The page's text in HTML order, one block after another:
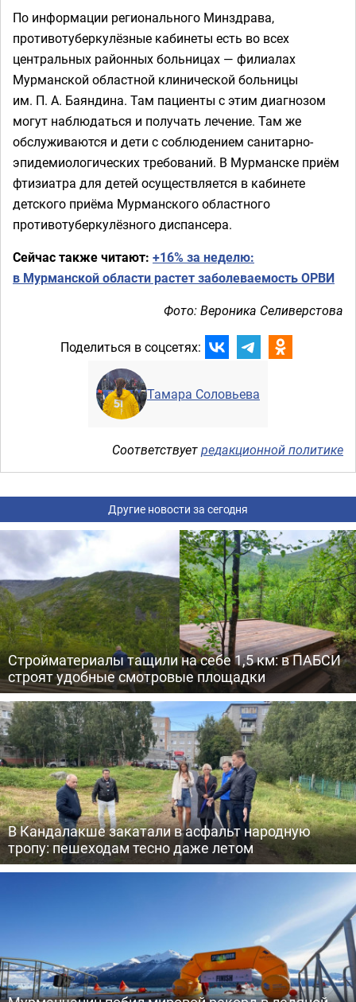
По информации регионального Минздрава,
противотуберкулёзные кабинеты есть во всех
центральных районных больницах — филиалах
Мурманской областной клинической больницы
им. П. А. Баяндина. Там пациенты с этим диагнозом
могут наблюдаться и получать лечение. Там же
обслуживаются и дети с соблюдением санитарно-
эпидемиологических требований. В Мурманске приём
фтизиатра для детей осуществляется в кабинете
детского приёма Мурманского областного
противотуберкулёзного диспансера.
Сейчас также читают: +16% за неделю:
в Мурманской области растет заболеваемость ОРВИ
Фото: Вероника Селиверстова
Поделиться в соцсетях:
Тамара Соловьева
Соответствуетредакционной политике
Другие новости за сегодня
Стройматериалы тащили на себе 1,5 км: в ПАБСИ
строят удобные смотровые площадки
В Кандалакше закатали в асфальт народную
тропу: пешеходам тесно даже летом